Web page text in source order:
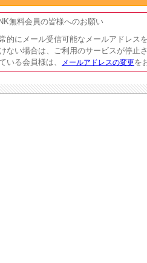
無料会員の皆様へのお願い
的にメール受信可能なメールアドレス
ない場合は、ご利用のサービスが停止
いる会員様は、
メールアドレスの変更を